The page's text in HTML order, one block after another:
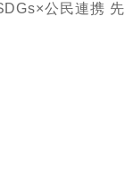
公民連携 先